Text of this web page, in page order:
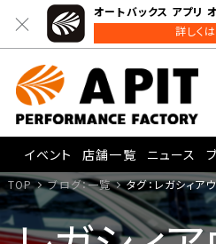
オートバックス アプリ
詳しく
イベント 店舗一覧 ニュース
TOP ブログ：一覧 タグ：レガシィア